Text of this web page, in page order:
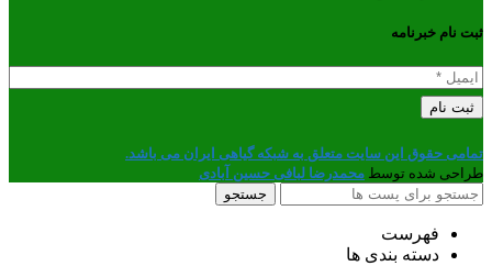
ثبت نام خبرنامه
تمامی حقوق این سایت متعلق به شبکه گیاهی ایران می باشد.
طراحی شده توسط محمدرضا لبافی حسین آبادی
جستجو
فهرست
دسته بندی ها